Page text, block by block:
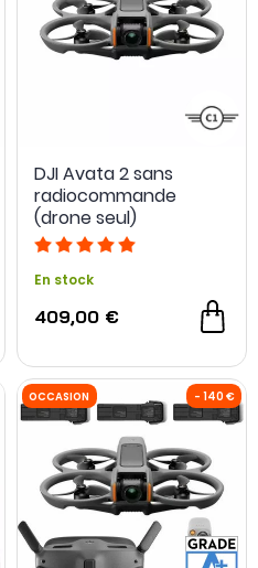
- 180 €
DJI Avata 2 sans
radiocommande
(drone seul)
En stock
409,00 €